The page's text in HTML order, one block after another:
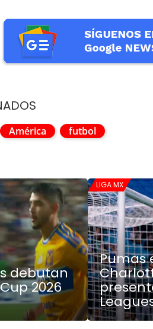
América futbol
debutan
2026
LIGA MX
Pumas